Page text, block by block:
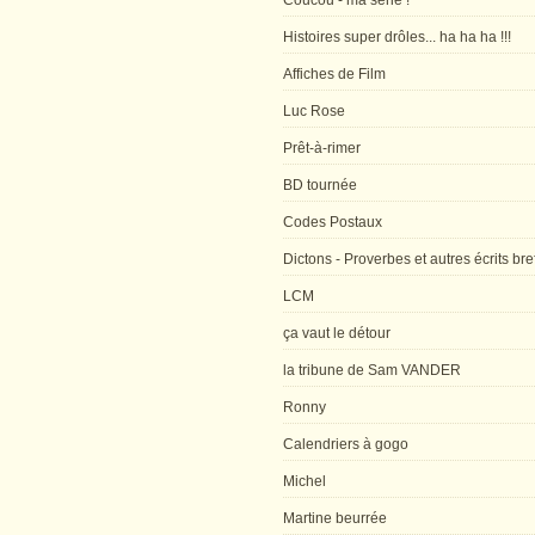
Histoires super drôles... ha ha ha !!!
Affiches de Film
Luc Rose
Prêt-à-rimer
BD tournée
Codes Postaux
Dictons - Proverbes et autres écrits
LCM
ça vaut le détour
la tribune de Sam VANDER
Ronny
Calendriers à gogo
Michel
Martine beurrée